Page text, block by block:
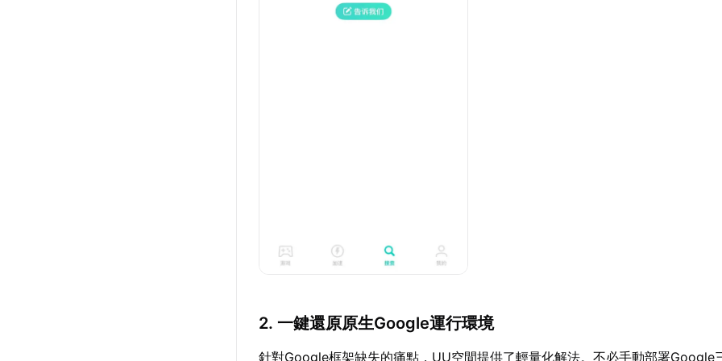
2. 一鍵還原原生Google運行環境
針對Google框架缺失的痛點，UU空間提供了輕量化解法。不必手動部署Google